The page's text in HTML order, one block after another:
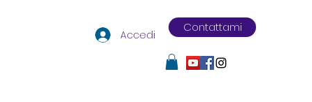
Accedi
Contattami